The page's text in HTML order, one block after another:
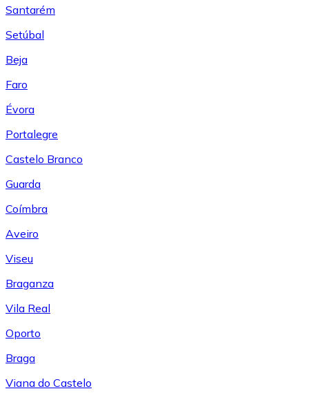
Santarém
Setúbal
Beja
Faro
Évora
Portalegre
Castelo Branco
Guarda
Coímbra
Aveiro
Viseu
Braganza
Vila Real
Oporto
Braga
Viana do Castelo